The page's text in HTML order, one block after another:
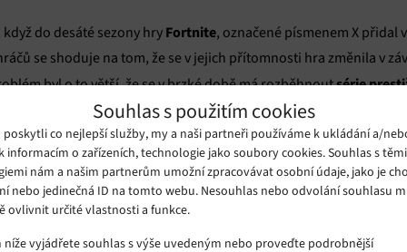
Souhlas s použitím cookies
poskytli co nejlepší služby, my a naši partneři používáme k ukládání a/
informacím o zařízeních, technologie jako soubory cookies. Souhlas s
nám a našim partnerům umožní zpracovávat osobní údaje, jako je
nebo jedinečná ID na tomto webu. Nesouhlas nebo odvolání souhlasu
ovlivnit určité vlastnosti a funkce.
vyjádřete souhlas s výše uvedeným nebo proveďte podrobnější
když do desáté sezony hry Fortnite, označené písmenem X přidal
se shoduje na tom, že se v jejich přítomnosti hra změnila v
byl o to větší, že se v brzké době má rozběhnoutsérie
jejich výsledky zásadně proměnit.
které by měly roboty oslabit do té míry, aby bylo reálné se jim
raket. Jejich dobíjení bude navíc pomalejší a hráči tak budou
Změn je celá řada a jejich kompletní seznam zveřejnil